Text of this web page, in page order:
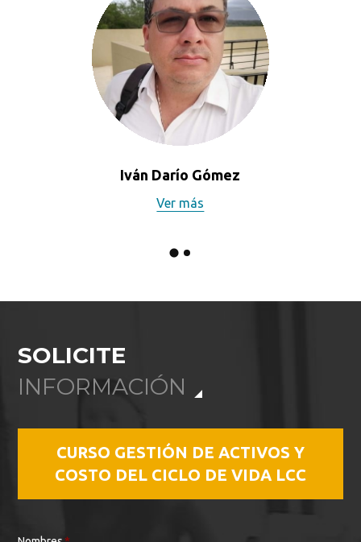
Iván Darío Gómez
Ver más
SOLICITE
INFORMACIÓN
CURSO GESTIÓN DE ACTIVOS Y
COSTO DEL CICLO DE VIDA LCC